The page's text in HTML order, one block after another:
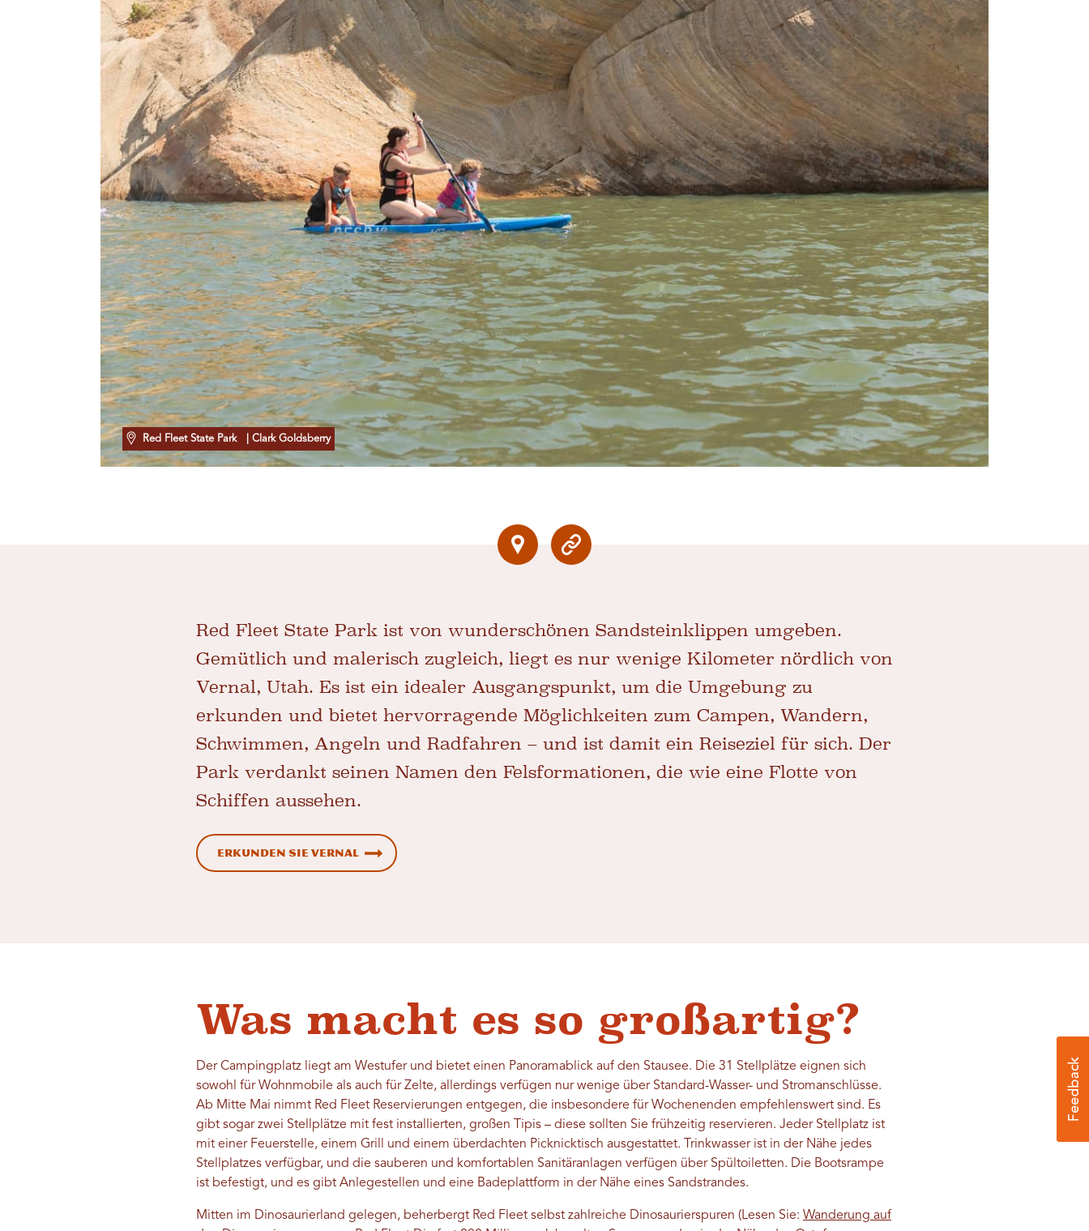
Red Fleet State Park | Clark Goldsberry
Red Fleet State Park ist von wunderschönen Sandsteinklippen umgeben.
Gemütlich und malerisch zugleich, liegt es nur wenige Kilometer nördlich von
Vernal, Utah. Es ist ein idealer Ausgangspunkt, um die Umgebung zu
erkunden und bietet hervorragende Möglichkeiten zum Campen, Wandern,
Schwimmen, Angeln und Radfahren – und ist damit ein Reiseziel für sich. Der
Park verdankt seinen Namen den Felsformationen, die wie eine Flotte von
Schiffen aussehen.
Erkunden Sie Vernal
Was macht es so großartig?
Der Campingplatz liegt am Westufer und bietet einen Panoramablick auf den Stausee. Die 31 Stellplätze eignen sich
sowohl für Wohnmobile als auch für Zelte, allerdings verfügen nur wenige über Standard-Wasser- und Stromanschlüsse.
Ab Mitte Mai nimmt Red Fleet Reservierungen entgegen, die insbesondere für Wochenenden empfehlenswert sind. Es
gibt sogar zwei Stellplätze mit fest installierten, großen Tipis – diese sollten Sie frühzeitig reservieren. Jeder Stellplatz ist
mit einer Feuerstelle, einem Grill und einem überdachten Picknicktisch ausgestattet. Trinkwasser ist in der Nähe jedes
Stellplatzes verfügbar, und die sauberen und komfortablen Sanitäranlagen verfügen über Spültoiletten. Die Bootsrampe
ist befestigt, und es gibt Anlegestellen und eine Badeplattform in der Nähe eines Sandstrandes.
Mitten im Dinosaurierland gelegen, beherbergt Red Fleet selbst zahlreiche Dinosaurierspuren (Lesen Sie: Wanderung auf